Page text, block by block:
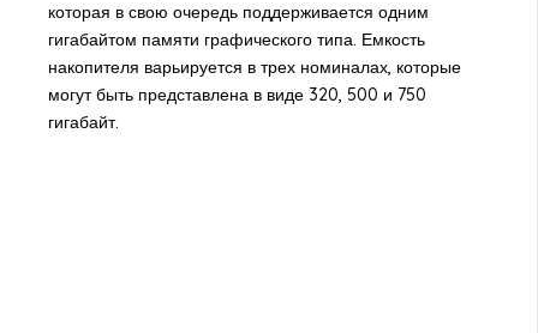
которая в свою очередь поддерживается одним
гигабайтом памяти графического типа. Емкость
накопителя варьируется в трех номиналах, которые
могут быть представлена в виде 320, 500 и 750
гигабайт.